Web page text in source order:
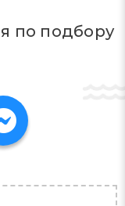
по подбору